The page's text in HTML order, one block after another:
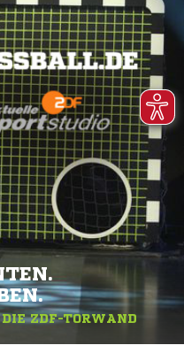
ZDF-TORWAND